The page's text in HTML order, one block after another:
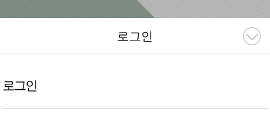
로그인
로그인